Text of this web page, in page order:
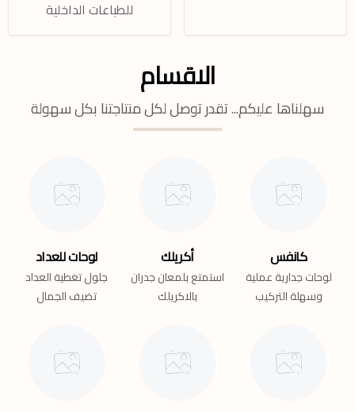
للطباعات الداخلية
الاقسام
سهلناها عليكم... تقدر توصل لكل منتاجتنا بكل سهولة
كانفس
لوحات جدارية عملية
وسهلة التركيب
أكريلك
استمتع بلمعان جدران
بالاكريلك
لوحات للعداد
جلول تغطية العداد
تضيف الجمال